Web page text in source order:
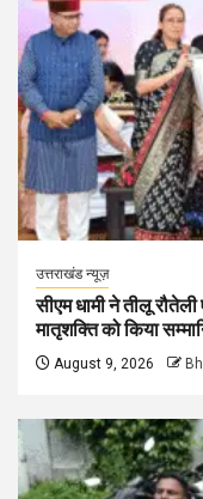
उत्तराखंड न्यूज़
सीएम धामी ने तीलू
मातृशक्ति को किया
August 9, 2026